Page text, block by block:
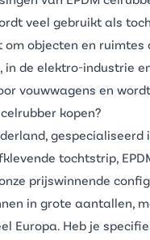
veel gebruikt als
objecten en
in de elektro-industrie
vouwwagens en
kopen?
gespecialiseerd
tochtstrip,
prijswinnende
in grote aantallen,
Europa. Heb je